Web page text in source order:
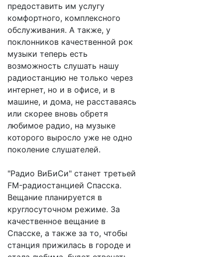
предоставить им услугу
комфортного, комплексного
обслуживания. А также, у
поклонников качественной рок
музыки теперь есть
возможность слушать нашу
радиостанцию не только через
интернет, но и в офисе, и в
машине, и дома, не расставаясь
или скорее вновь обретя
любимое радио, на музыке
которого выросло уже не одно
поколение слушателей.
"Радио ВиБиСи" станет третьей
FM-радиостанцией Спасска.
Вещание планируется в
круглосуточном режиме. За
качественное вещание в
Спасске, а также за то, чтобы
станция прижилась в городе и